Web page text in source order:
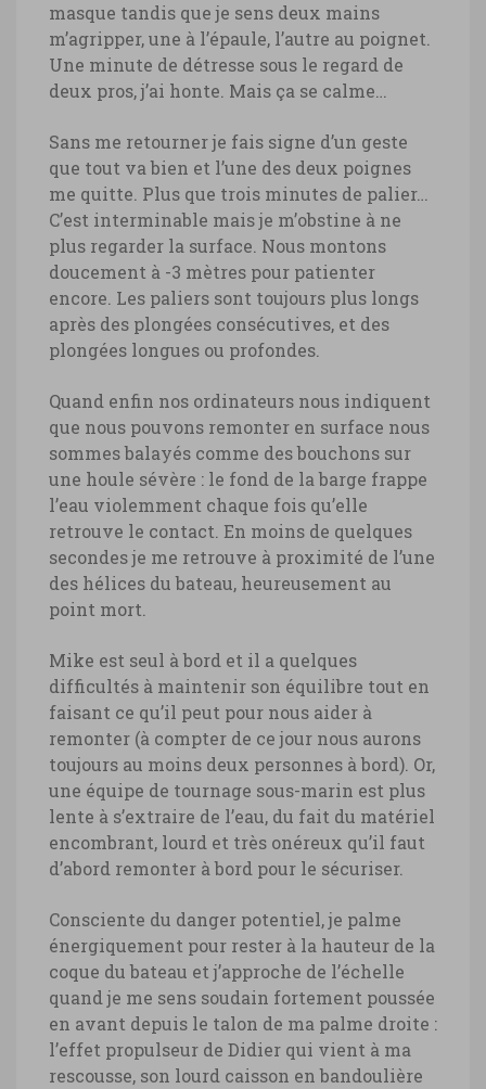
masque tandis que je sens deux mains
m’agripper, une à l’épaule, l’autre au poignet.
Une minute de détresse sous le regard de
deux pros, j’ai honte. Mais ça se calme…
Sans me retourner je fais signe d’un geste
que tout va bien et l’une des deux poignes
me quitte. Plus que trois minutes de palier…
C’est interminable mais je m’obstine à ne
plus regarder la surface. Nous montons
doucement à -3 mètres pour patienter
encore. Les paliers sont toujours plus longs
après des plongées consécutives, et des
plongées longues ou profondes.
Quand enfin nos ordinateurs nous indiquent
que nous pouvons remonter en surface nous
sommes balayés comme des bouchons sur
une houle sévère : le fond de la barge frappe
l’eau violemment chaque fois qu’elle
retrouve le contact. En moins de quelques
secondes je me retrouve à proximité de l’une
des hélices du bateau, heureusement au
point mort.
Mike est seul à bord et il a quelques
difficultés à maintenir son équilibre tout en
faisant ce qu’il peut pour nous aider à
remonter (à compter de ce jour nous aurons
toujours au moins deux personnes à bord). Or,
une équipe de tournage sous-marin est plus
lente à s’extraire de l’eau, du fait du matériel
encombrant, lourd et très onéreux qu’il faut
d’abord remonter à bord pour le sécuriser.
Consciente du danger potentiel, je palme
énergiquement pour rester à la hauteur de la
coque du bateau et j’approche de l’échelle
quand je me sens soudain fortement poussée
en avant depuis le talon de ma palme droite :
l’effet propulseur de Didier qui vient à ma
rescousse, son lourd caisson en bandoulière